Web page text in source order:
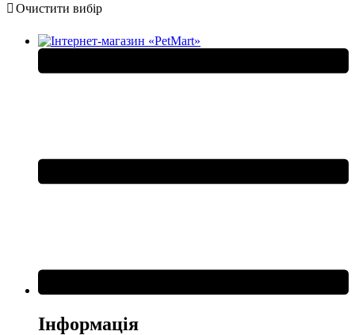
Очистити вибір
Інформація